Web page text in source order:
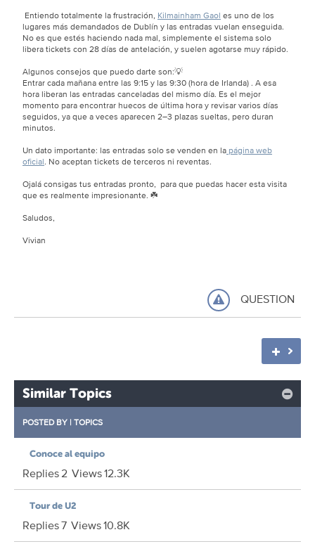
Entiendo totalmente la frustración, Kilmainham Gaol es uno de los
lugares más demandados de Dublín y las entradas vuelan enseguida.
No es que estés haciendo nada mal, simplemente el sistema solo
libera tickets con 28 días de antelación, y suelen agotarse muy rápido.
Algunos consejos que puedo darte son:💡
Entrar cada mañana entre las 9:15 y las 9:30 (hora de Irlanda) . A esa
hora liberan las entradas canceladas del mismo día. Es el mejor
momento para encontrar huecos de última hora y revisar varios días
seguidos, ya que a veces aparecen 2–3 plazas sueltas, pero duran
minutos.
Un dato importante: las entradas solo se venden en la página web
oficial. No aceptan tickets de terceros ni reventas.
Ojalá consigas tus entradas pronto, para que puedas hacer esta visita
que es realmente impresionante. ☘️
Saludos,
Vivian
QUESTION
Similar Topics
POSTED BY | TOPICS
Conoce al equipo
Replies2 Views12.3K
Tour de U2
Replies7 Views10.8K